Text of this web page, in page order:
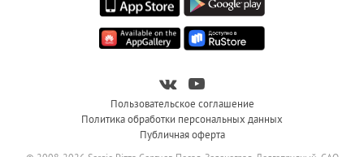
Пользовательское соглашение
Политика обработки персональных данных
Публичная оферта